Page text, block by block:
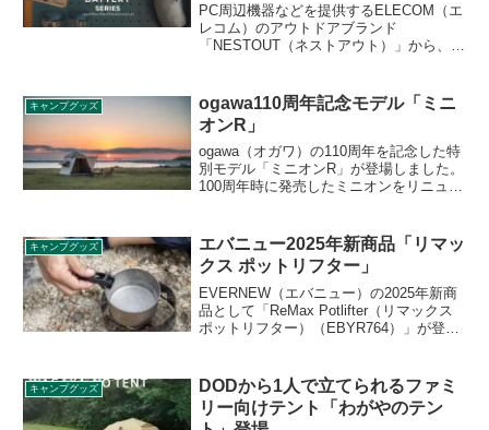
PC周辺機器などを提供するELECOM（エ
レコム）のアウトドアブランド
「NESTOUT（ネストアウト）」から、
ました。クラウドファンディングサービ
スMakuakeでプロジェクトを開始してい
ます。詳細をレビューします。
キャンプグッズ
ogawa110周年記念モデル「ミニ
オンR」
ogawa（オガワ）の110周年を記念した特
別モデル「ミニオンR」が登場しました。
100周年時に発売したミニオンをリニュー
サンドベージュになりました。詳細をレ
ビューします。
キャンプグッズ
エバニュー2025年新商品「リマッ
クス ポットリフター」
EVERNEW（エバニュー）の2025年新商
品として「ReMax Potlifter（リマックス
ポットリフター）（EBYR764）」が登場
Compositeを採用した、重量わずか9.9gの
ポットリフターです。詳細をレビューし
ます。
キャンプグッズ
DODから1人で立てられるファミ
リー向けテント「わがやのテン